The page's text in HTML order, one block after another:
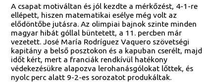
A csapat motiváltan és jól kezdte a mérkőzést, 4-1-re
ellépett, hiszen matematikai esélye még volt az
elődöntőbe jutásra. Az olimpiai bajnok szinte minden
magyar hibát góllal büntetett, a 11. percben már
vezetett. José María Rodríguez Vaquero szövetségi
kapitány a belső posztokon és a kapuban cserélt, majd
időt kért, mert a franciák rendkívül hatékony
védekezésükre alapozva lerohanásgólokat lőttek, és
nyolc perc alatt 9-2-es sorozatot produkáltak.